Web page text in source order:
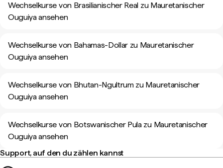
Wechselkurse von Brasilianischer Real zu Mauretanischer
Ouguiya ansehen
Wechselkurse von Bahamas-Dollar zu Mauretanischer
Ouguiya ansehen
Wechselkurse von Bhutan-Ngultrum zu Mauretanischer
Ouguiya ansehen
Wechselkurse von Botswanischer Pula zu Mauretanischer
Ouguiya ansehen
Support, auf den du zählen kannst